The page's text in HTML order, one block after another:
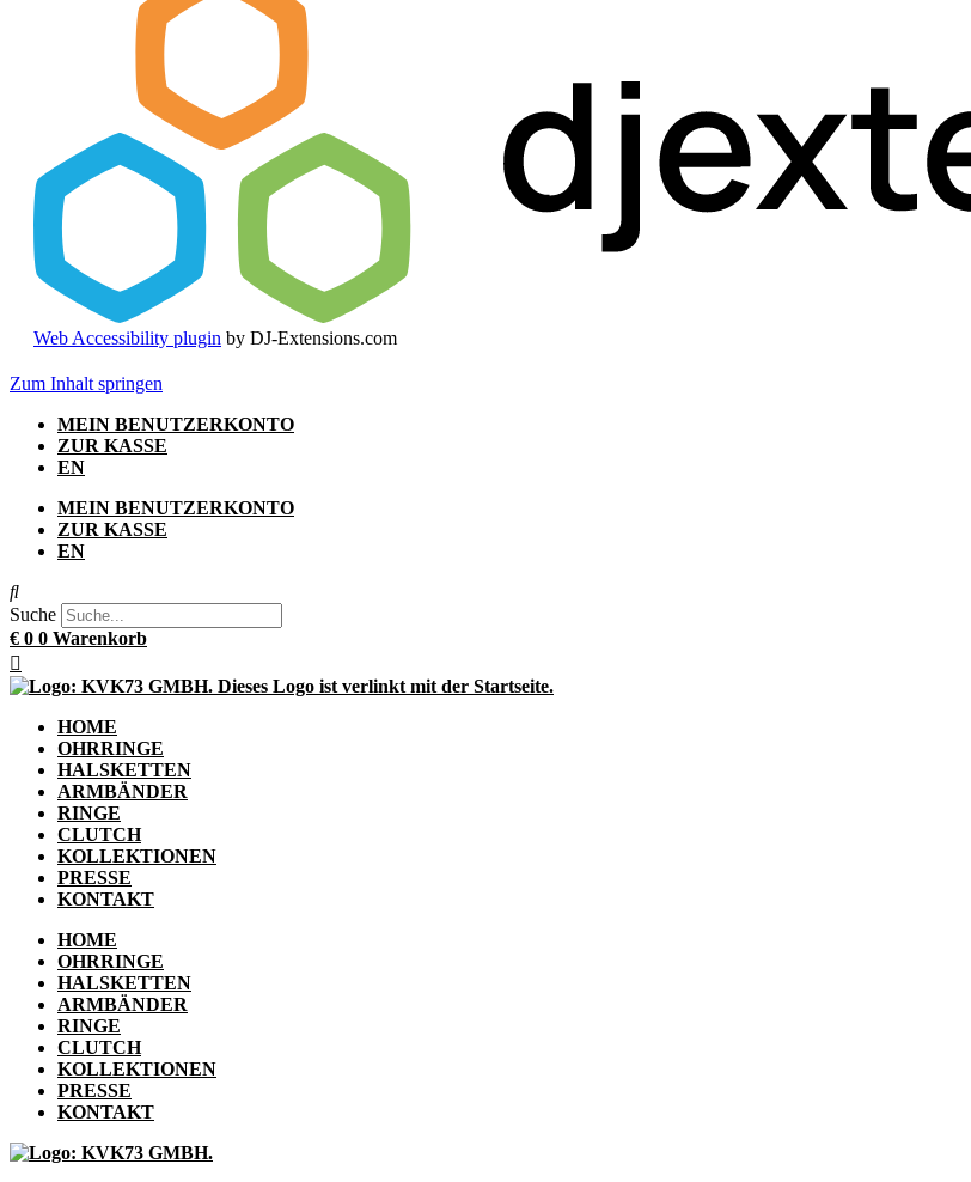
Web Accessibility plugin by DJ-Extensions.com
Zum Inhalt springen
MEIN BENUTZERKONTO
ZUR KASSE
EN
MEIN BENUTZERKONTO
ZUR KASSE
EN
Suche
€ 0 0 Warenkorb
HOME
OHRRINGE
HALSKETTEN
ARMBÄNDER
RINGE
CLUTCH
KOLLEKTIONEN
PRESSE
KONTAKT
HOME
OHRRINGE
HALSKETTEN
ARMBÄNDER
RINGE
CLUTCH
KOLLEKTIONEN
PRESSE
KONTAKT